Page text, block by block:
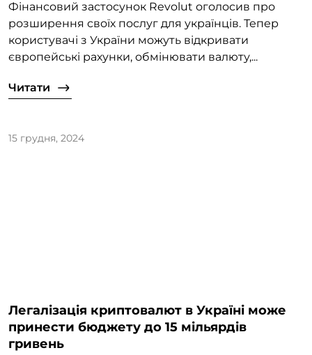
Фінансовий застосунок Revolut оголосив про
розширення своїх послуг для українців. Тепер
користувачі з України можуть відкривати
європейські рахунки, обмінювати валюту,...
Читати
15 грудня, 2024
Легалізація криптовалют в Україні може
принести бюджету до 15 мільярдів
гривень